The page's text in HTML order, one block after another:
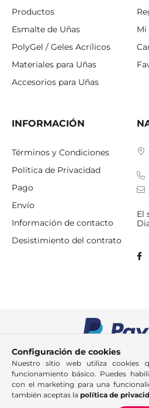
Productos
Esmalte de Uñas
PolyGel / Geles Acrílicos
Materiales para Uñas
Accesorios para Uñas
Mi
INFORMACIÓN
Términos y Condiciones
Política de Privacidad
Pago
Envío
Información de contacto
Desistimiento del contrato
El
Configuración de cookies
Nuestro sitio web utiliza cookies
funcionamiento básico. Puedes
con el marketing para una
también aceptas la política de